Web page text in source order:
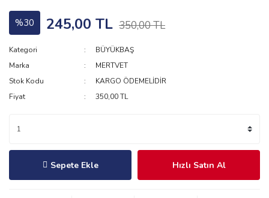
%30 245,00 TL 350,00 TL
Kategori
BÜYÜKBAŞ
Marka
MERTVET
Stok Kodu
KARGO ÖDEMELİDİR
Fiyat
350,00 TL
Sepete Ekle Hızlı Satın Al